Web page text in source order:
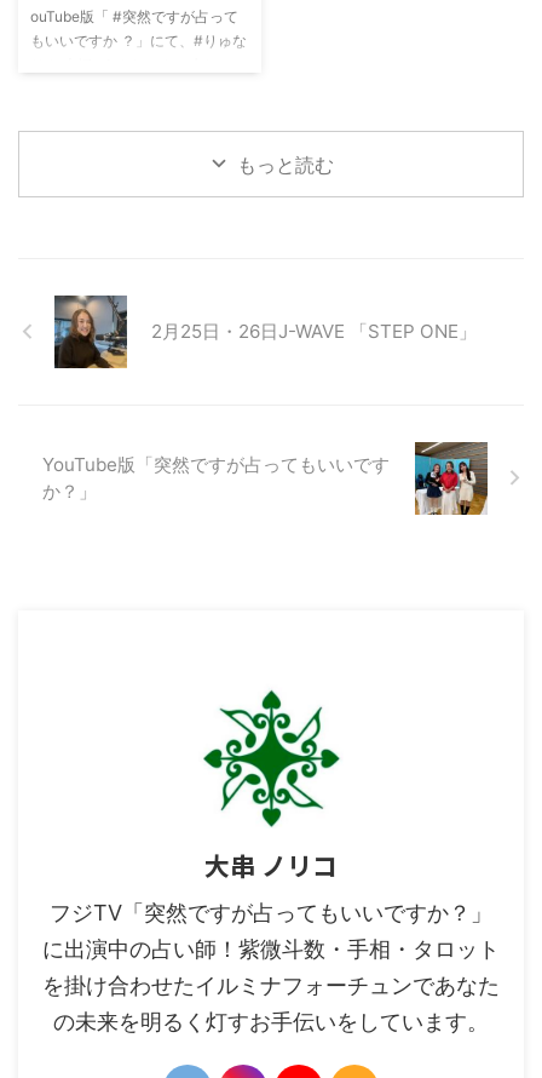
ouTube版「 #突然ですが占って
もいいですか ？」にて、#りゅな
でほのぼのさせていただきました
よかったら見てみてください もっと読む
2月25日・26日J-WAVE 「STEP ONE」
YouTube版「突然ですが占ってもいいです
か？」
大串 ノリコ
フジTV「突然ですが占ってもいいですか？」
に出演中の占い師！紫微斗数・手相・タロット
を掛け合わせたイルミナフォーチュンであなた
の未来を明るく灯すお手伝いをしています。